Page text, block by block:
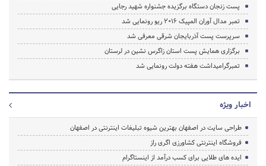
پست زنجان دستگاه برگزیده جشنواره شهید رجایی
تمبر مدال آوران المپیک 2016 ریو رونمایی شد
سرپرست پست آذربایجان شرقی معرفی شد
برگزاری همایش پست استان زاگرس نشین در لرستان
تمبرگرامیداشت هفته دولت رونمایی شد
اخبار ویژه
طراحی سایت در اصفهان بهترین شیوه تبلیغات اینترنتی در اصفهان
فروشگاه اینترنتی کشاورزی اگری راز
ایده های طلایی برای کسب درآمد از اینستاگرام